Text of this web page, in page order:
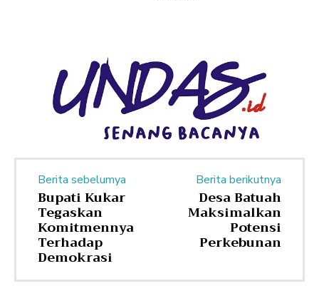
Berita sebelumya
Bupati Kukar
Tegaskan
Komitmennya
Terhadap
Demokrasi
Berita berikutnya
Desa Batuah
Maksimalkan
Potensi
Perkebunan